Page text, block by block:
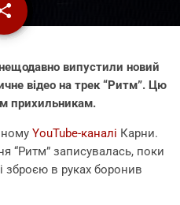
випустили новий
відео на трек “Ритм”. Цю
прихильникам.
YouTube-каналі Карни.
“Ритм” записувалась, поки
зброєю в руках боронив